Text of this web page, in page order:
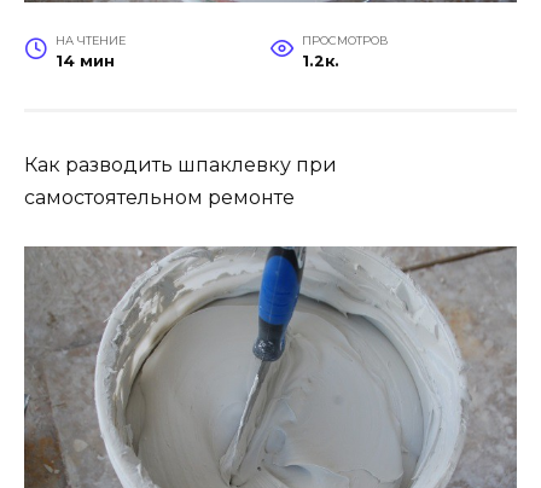
НА ЧТЕНИЕ
14 мин
ПРОСМОТРОВ
1.2к.
Как разводить шпаклевку при
самостоятельном ремонте